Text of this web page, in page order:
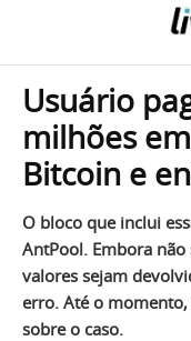
Usuário
milhões
Bitcoin e
O bloco que inclui
AntPool. Embora não
valores sejam
erro. Até o
sobre o caso.